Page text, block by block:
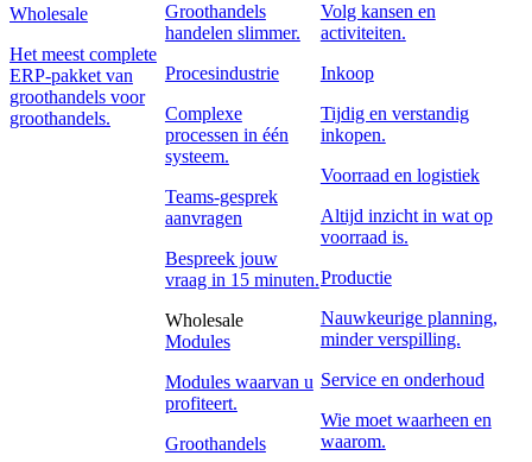
Wholesale
Het meest complete
ERP-pakket van
groothandels voor
groothandels.
Groothandels
handelen slimmer.
Procesindustrie
Complexe
processen in één
systeem.
Teams-gesprek
aanvragen
Bespreek jouw
vraag in 15 minuten.
Wholesale
Modules
Modules waarvan u
profiteert.
Groothandels
Volg kansen en
activiteiten.
Inkoop
Tijdig en verstandig
inkopen.
Voorraad en logistiek
Altijd inzicht in wat op
voorraad is.
Productie
Nauwkeurige planning,
minder verspilling.
Service en onderhoud
Wie moet waarheen en
waarom.